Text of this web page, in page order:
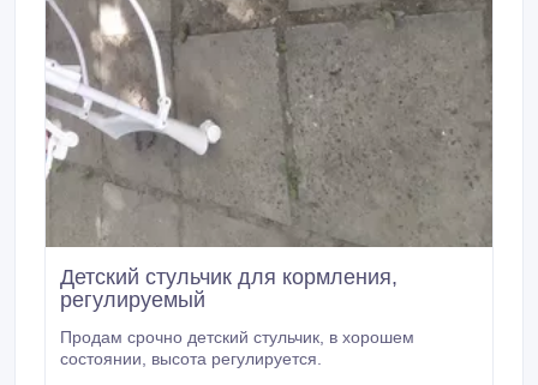
Детский стульчик для кормления,
регулируемый
Продам срочно детский стульчик, в хорошем
состоянии, высота регулируется.